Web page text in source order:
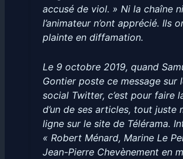
accusé de viol. » Ni la chaîne ni
l’animateur n’ont apprécié. Ils
plainte en diffamation.
Le 9 octobre 2019, quand
Gontier poste ce message sur
social Twitter, c’est pour faire
d’un de ses articles, tout juste
ligne sur le site de Télérama.
« Robert Ménard, Marine Le
Jean-Pierre Chevènement en